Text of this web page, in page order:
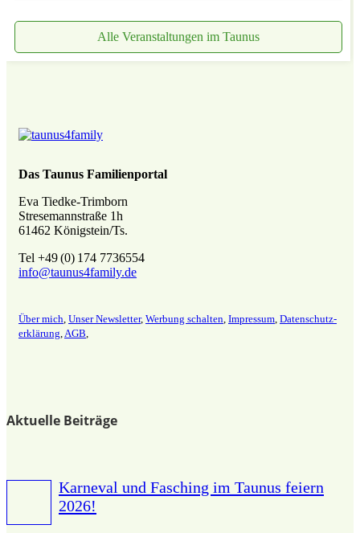
Alle Veranstaltungen im Taunus
Das Taunus Familienportal
Eva Tiedke-Trimborn
Stresemannstraße 1h
61462 Königstein/Ts.
Tel +49 (0) 174 7736554
info@taunus4family.de
Über mich Unser Newsletter, Werbung schalten Impressum Datenschutz­
erklärung AGB
Aktuelle Beiträge
Karneval und Fasching im Taunus feiern
2026!